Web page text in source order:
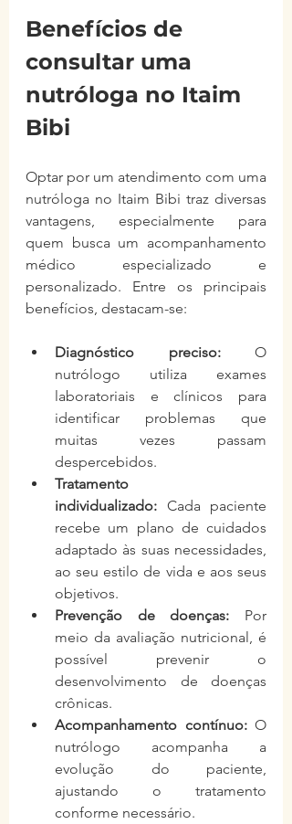
Benefícios de
consultar uma
nutróloga no Itaim
Bibi
Optar por um atendimento com uma
nutróloga no Itaim Bibi traz diversas
vantagens, especialmente para
quem busca um acompanhamento
médico especializado e
personalizado. Entre os principais
benefícios, destacam-se:
Diagnóstico preciso: O
nutrólogo utiliza exames
laboratoriais e clínicos para
identificar problemas que
muitas vezes passam
despercebidos.
Tratamento
individualizado: Cada paciente
recebe um plano de cuidados
adaptado às suas necessidades,
ao seu estilo de vida e aos seus
objetivos.
Prevenção de doenças: Por
meio da avaliação nutricional, é
possível prevenir o
desenvolvimento de doenças
crônicas.
Acompanhamento contínuo: O
nutrólogo acompanha a
evolução do paciente,
ajustando o tratamento
conforme necessário.